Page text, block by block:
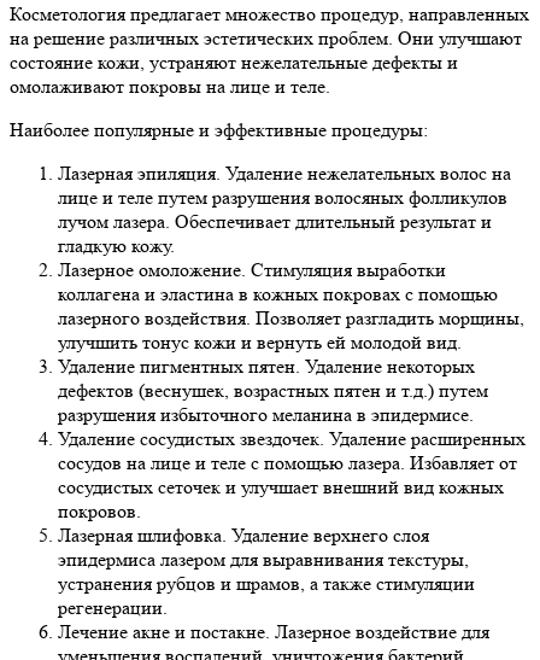
Косметология предлагает множество процедур, направленных
на решение различных эстетических проблем. Они улучшают
состояние кожи, устраняют нежелательные дефекты и
омолаживают покровы на лице и теле.
Наиболее популярные и эффективные процедуры:
Лазерная эпиляция. Удаление нежелательных волос на
лице и теле путем разрушения волосяных фолликулов
лучом лазера. Обеспечивает длительный результат и
гладкую кожу.
Лазерное омоложение. Стимуляция выработки
коллагена и эластина в кожных покровах с помощью
лазерного воздействия. Позволяет разгладить морщины,
улучшить тонус кожи и вернуть ей молодой вид.
Удаление пигментных пятен. Удаление некоторых
дефектов (веснушек, возрастных пятен и т.д.) путем
разрушения избыточного меланина в эпидермисе.
Удаление сосудистых звездочек. Удаление расширенных
сосудов на лице и теле с помощью лазера. Избавляет от
сосудистых сеточек и улучшает внешний вид кожных
покровов.
Лазерная шлифовка. Удаление верхнего слоя
эпидермиса лазером для выравнивания текстуры,
устранения рубцов и шрамов, а также стимуляции
регенерации.
Лечение акне и постакне. Лазерное воздействие для